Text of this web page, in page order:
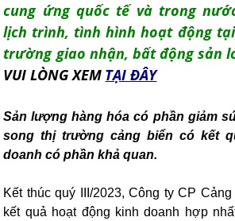
cung ứng quốc tế và trong
lịch trình, tình hình hoạt động
trường giao nhận, bất động sản
VUI LÒNG XEM TẠI ĐÂY
Sản lượng hàng hóa có phần giảm
song thị trường cảng biển có kết
doanh có phần khả quan.
Kết thúc quý III/2023, Công ty CP
kết quả hoạt động kinh doanh hợp